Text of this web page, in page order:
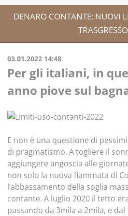
DENARO CONTANTE: NUOVI
03.01.2022 14:48
Per gli italiani, in
anno piove sul
E non è una questione di
di pragmatismo. A togliere il
aggiungere angoscia alle
non solo la nuova fiammata di
l’abbassamento della soglia
contante. A luglio 2020 il tetto
passando da 3mila a 2mila, e dal